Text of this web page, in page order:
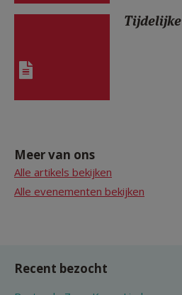
Tijdelijke
Meer van ons
Alle artikels bekijken
Alle evenementen bekijken
Recent bezocht